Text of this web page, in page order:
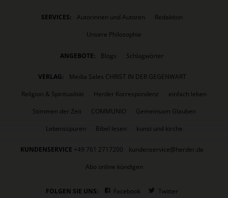
SERVICES: Autorinnen und Autoren
Redaktion
Unsere Philosophie
ANGEBOTE: Blogs Schlagwörter
VERLAG:
Media Sales CHRIST IN DER GEGENWART
Religion & Spiritualität
Herder Korrespondenz
einfach leben
Stimmen der Zeit
COMMUNIO
Gemeinsam Glauben
Lebensspuren
Bibel lesen kunst und kirche
KUNDENSERVICE +49 761 2717200
kundenservice@herder.de
Abo online kündigen
FOLGEN SIE UNS: Facebook Twitter